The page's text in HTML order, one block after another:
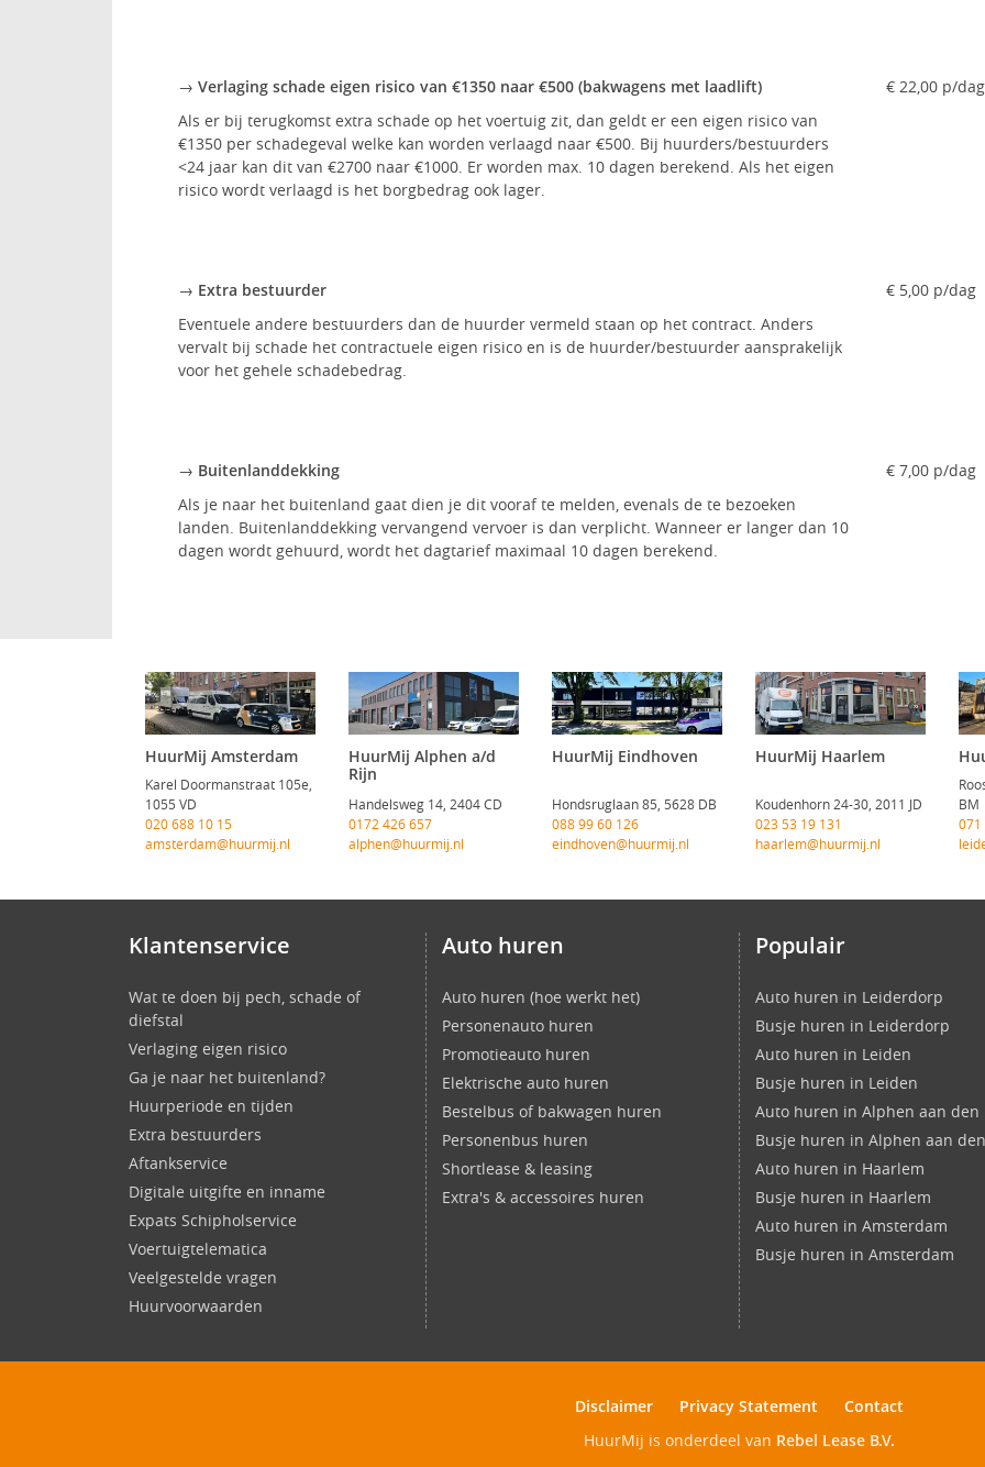
→ Verlaging schade eigen risico van €1350 naar €500 (bakwagens met laadlift)
Als er bij terugkomst extra schade op het voertuig zit, dan geldt er een eigen risico van
€1350 per schadegeval welke kan worden verlaagd naar €500. Bij huurders/bestuurders
<24 jaar kan dit van €2700 naar €1000. Er worden max. 10 dagen berekend. Als het eigen
risico wordt verlaagd is het borgbedrag ook lager.
€ 22,00 p/dag
→ Extra bestuurder
Eventuele andere bestuurders dan de huurder vermeld staan op het contract. Anders
vervalt bij schade het contractuele eigen risico en is de huurder/bestuurder aansprakelijk
voor het gehele schadebedrag.
€ 5,00 p/dag
→ Buitenlanddekking
Als je naar het buitenland gaat dien je dit vooraf te melden, evenals de te bezoeken
landen. Buitenlanddekking vervangend vervoer is dan verplicht. Wanneer er langer dan 10
dagen wordt gehuurd, wordt het dagtarief maximaal 10 dagen berekend.
€ 7,00 p/dag
HuurMij Amsterdam
Karel Doormanstraat 105e,
1055 VD
020 688 10 15
amsterdam@huurmij.nl
HuurMij Alphen a/d
Rijn
Handelsweg 14, 2404 CD
0172 426 657
alphen@huurmij.nl
HuurMij Eindhoven
Hondsruglaan 85, 5628 DB
088 99 60 126
eindhoven@huurmij.nl
HuurMij Haarlem
Koudenhorn 24-30, 2011 JD
023 53 19 131
haarlem@huurmij.nl
BM
071
Klantenservice
Wat te doen bij pech, schade of
diefstal
Verlaging eigen risico
Ga je naar het buitenland?
Huurperiode en tijden
Extra bestuurders
Aftankservice
Digitale uitgifte en inname
Expats Schipholservice
Voertuigtelematica
Veelgestelde vragen
Huurvoorwaarden
Auto huren
Auto huren (hoe werkt het)
Personenauto huren
Promotieauto huren
Elektrische auto huren
Bestelbus of bakwagen huren
Personenbus huren
Shortlease & leasing
Extra's & accessoires huren
Populair
Auto huren in Leiderdorp
Busje huren in Leiderdorp
Auto huren in Leiden
Busje huren in Leiden
Auto huren in Alphen aan den
Busje huren in Alphen aan
Auto huren in Haarlem
Busje huren in Haarlem
Auto huren in Amsterdam
Busje huren in Amsterdam
Disclaimer Privacy Statement
Contact
HuurMij is onderdeel van Rebel Lease B.V.